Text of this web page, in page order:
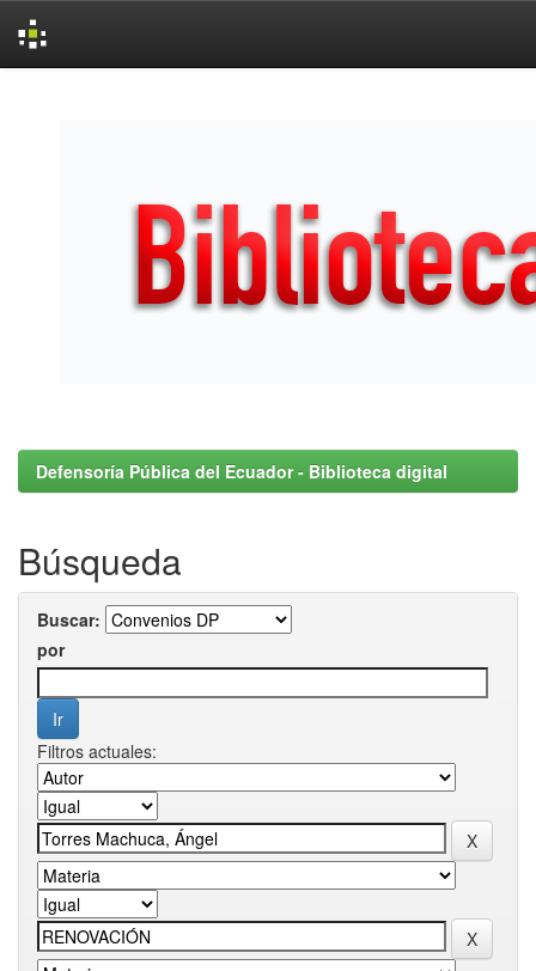
Defensoría Pública del Ecuador - Biblioteca digital
Búsqueda
Buscar:
por
Filtros actuales: